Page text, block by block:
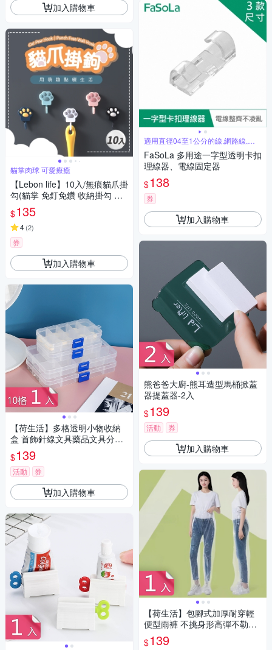
加入購物車
貓掌肉球 可愛療癒
【Lebon life】10入/無痕貓爪掛
勾(貓掌 免釘免鑽 收納掛勾 黏
貼掛勾)
$135
4(2)
券
加入購物車
【荷生活】多格透明小物收納
盒 首飾針線文具藥品文具分格
收納盒-10格1入
$139
活動 券
加入購物車
適用直徑04至1公分的線,網路線,電
話線
FaSoLa 多用途一字型透明卡扣
理線器、電線固定器
$138
券
加入購物車
熊爸爸大廚-熊耳造型馬桶掀蓋
器提蓋器-2入
$139
活動 券
加入購物車
【荷生活】包腳式加厚耐穿輕
便型雨褲 不挑身形高彈不勒腰
一次性雨褲-1入組
$139